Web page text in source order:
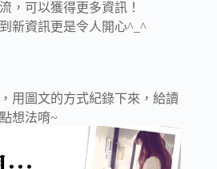
，可以獲得更多資訊！
新資訊更是令人開心^_^
用圖文的方式紀錄下來，給讀
想法唷~